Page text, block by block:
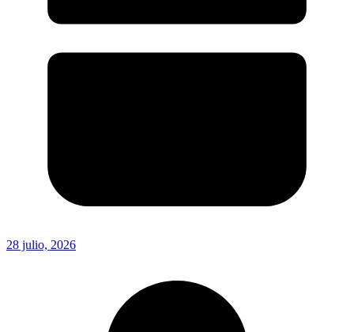
28 julio, 2026